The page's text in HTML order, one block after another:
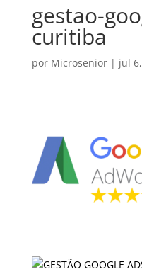
gestao-
curitiba
por Microsenior| jul